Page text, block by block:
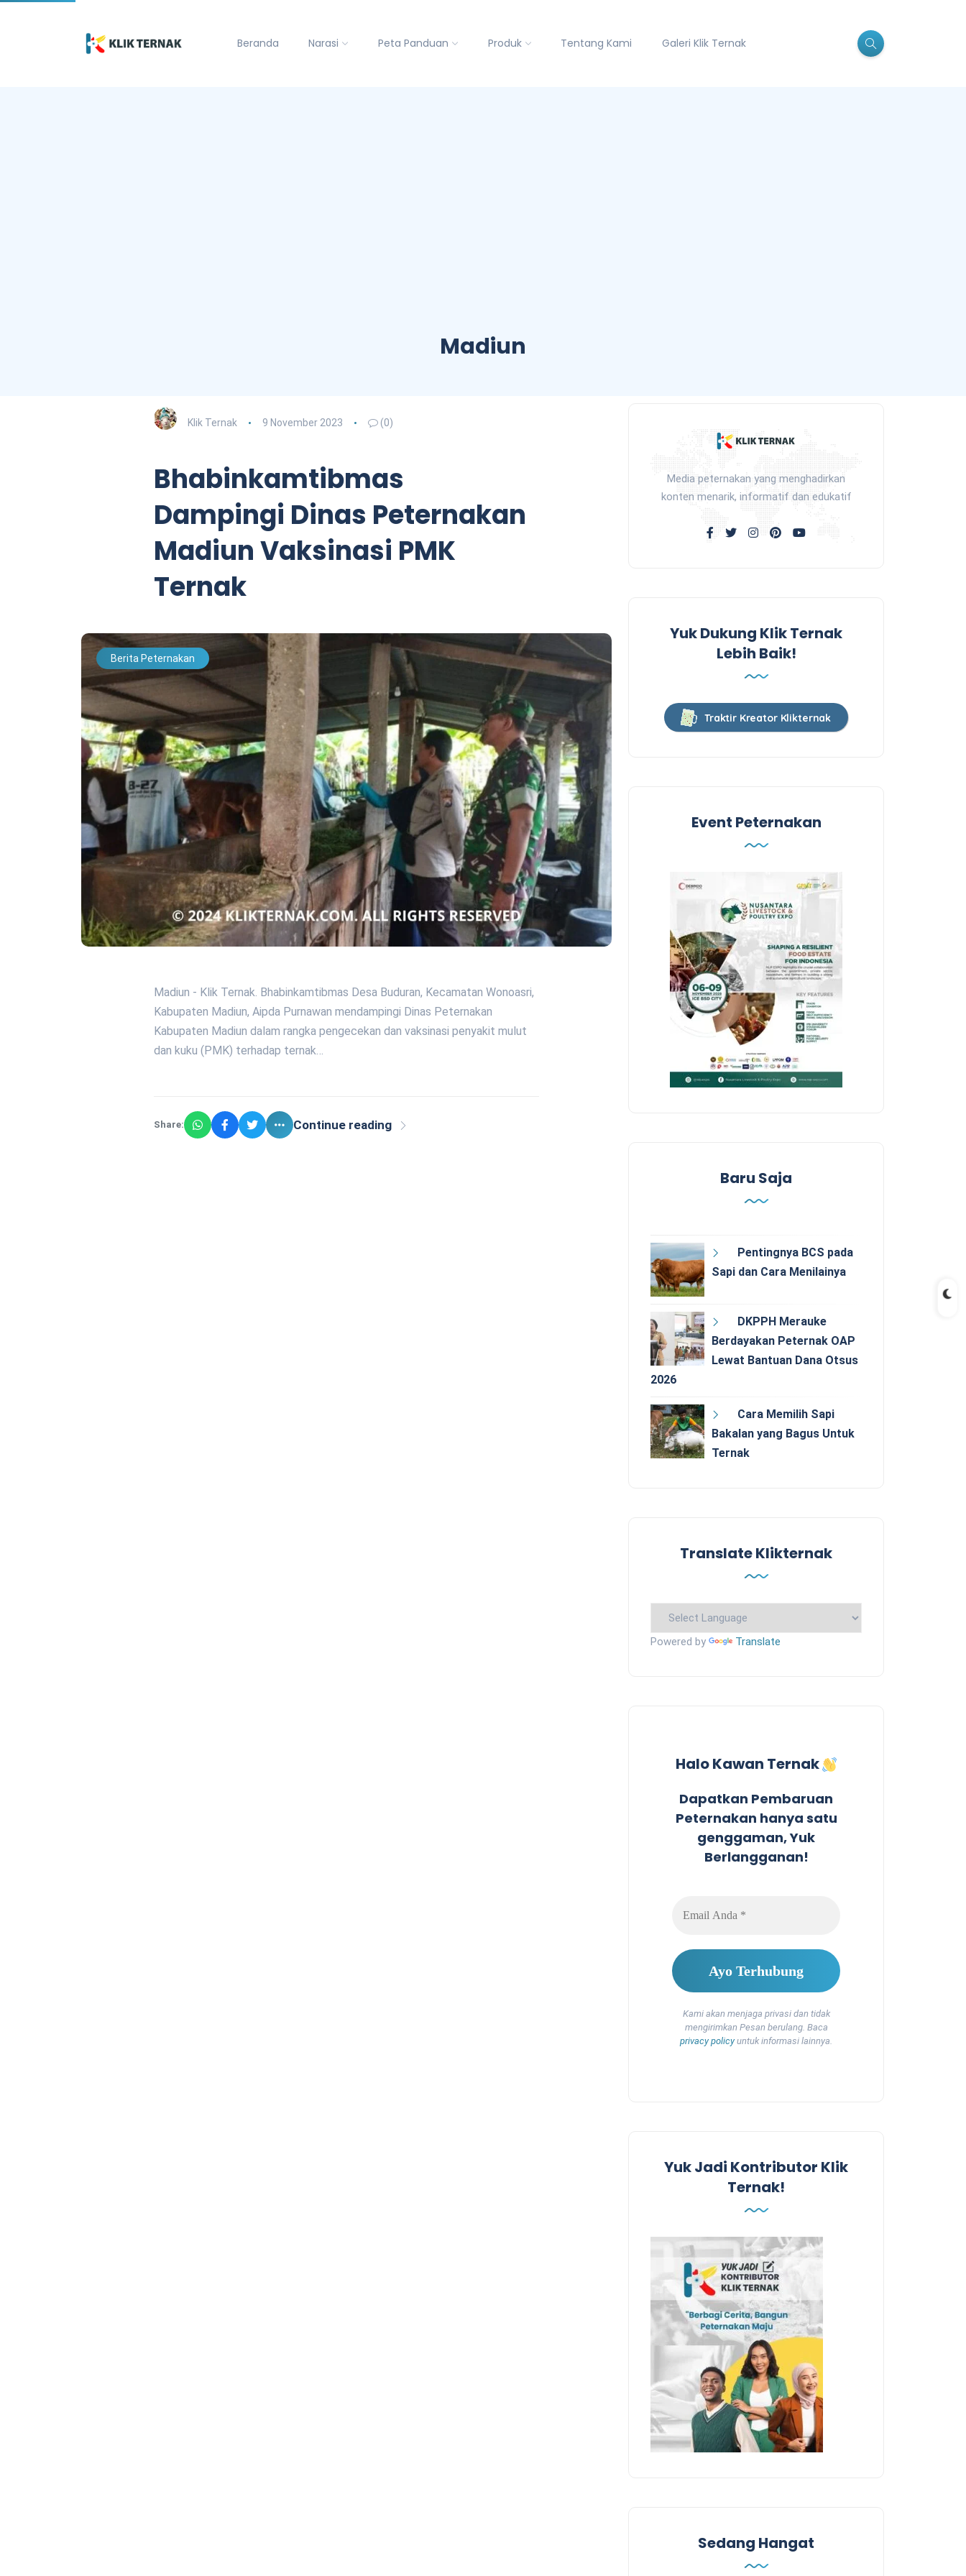
Beranda Narasi Peta Panduan Produk Tentang Kami Galeri Klik Ternak
Madiun
Klik Ternak 9 November 2023 (0)
Bhabinkamtibmas
Dampingi Dinas Peternakan
Madiun Vaksinasi PMK
Ternak
Berita Peternakan
Madiun - Klik Ternak. Bhabinkamtibmas Desa Buduran, Kecamatan Wonoasri,
Kabupaten Madiun, Aipda Purnawan mendampingi Dinas Peternakan
Kabupaten Madiun dalam rangka pengecekan dan vaksinasi penyakit mulut
dan kuku (PMK) terhadap ternak…
Share: Continue reading
Media peternakan yang menghadirkan
konten menarik, informatif dan edukatif
Yuk Dukung Klik Ternak
Lebih Baik!
Traktir Kreator Klikternak
Event Peternakan
Baru Saja
Pentingnya BCS pada
Sapi dan Cara Menilainya
DKPPH Merauke
Berdayakan Peternak OAP
Lewat Bantuan Dana Otsus
2026
Cara Memilih Sapi
Bakalan yang Bagus Untuk
Ternak
Translate Klikternak
Powered by Translate
Halo Kawan Ternak
Dapatkan Pembaruan
Peternakan hanya satu
genggaman, Yuk
Berlangganan!
Kami akan menjaga privasi dan tidak
mengirimkan Pesan berulang. Baca
privacy policyuntuk informasi lainnya.
Yuk Jadi Kontributor Klik
Ternak!
Sedang Hangat